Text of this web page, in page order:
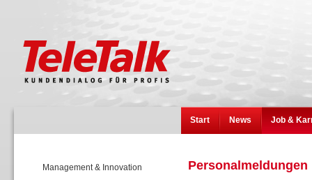
Start News Job &
Management & Innovation
Personalmeldungen